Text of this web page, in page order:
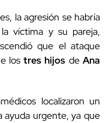
la agresión se habría
víctima y su pareja,
que el ataque
lostres hijos deAna
localizaron un
ayuda urgente, ya que